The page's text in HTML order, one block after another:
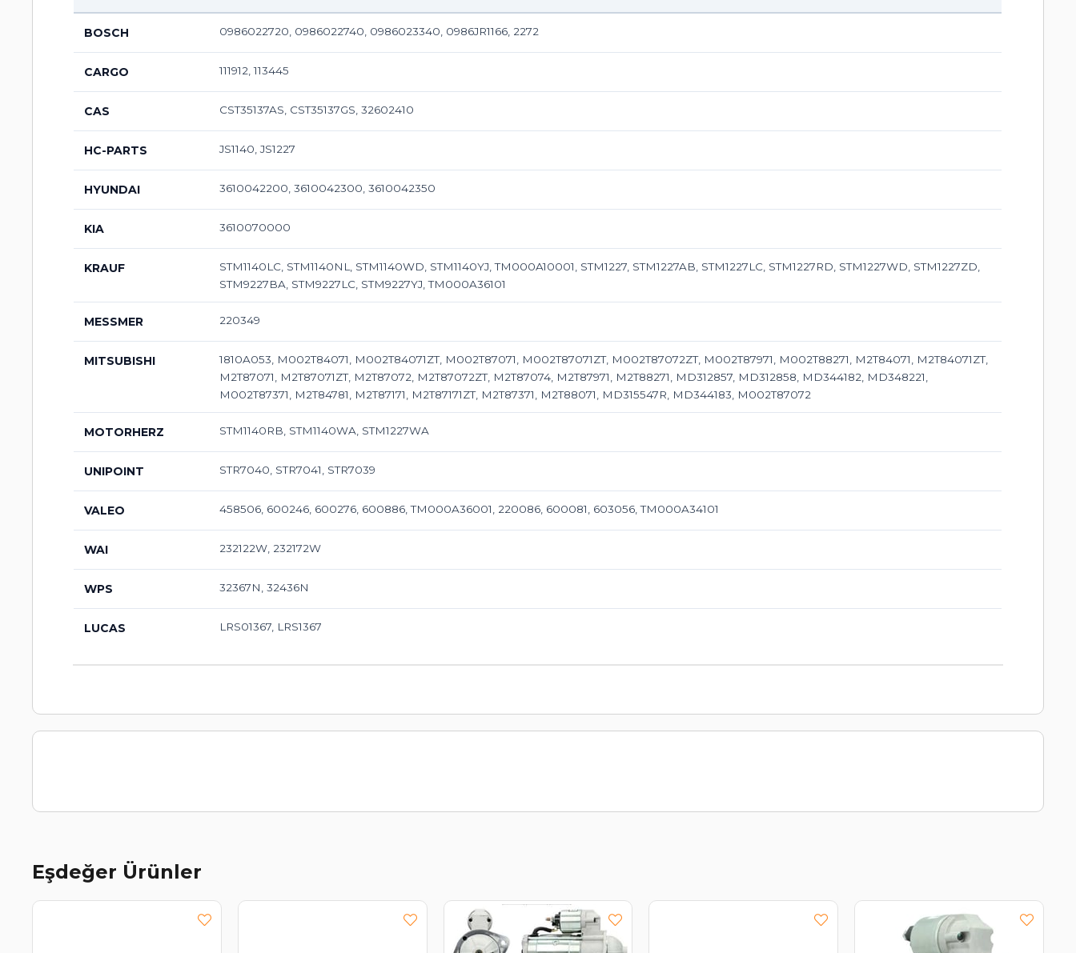
BOSCH 0986022720, 0986022740, 0986023340, 0986JR1166, 2272
CARGO 111912, 113445
CAS CST35137AS, CST35137GS, 32602410
HC-PARTS JS1140, JS1227
HYUNDAI 3610042200, 3610042300, 3610042350
KIA 3610070000
KRAUF
STM1140LC, STM1140NL, STM1140WD, STM1140YJ, TM000A10001, STM1227, STM1227AB, STM1227LC, STM1227RD, STM1227WD, STM1227ZD,
STM9227BA, STM9227LC, STM9227YJ, TM000A36101
MESSMER 220349
MITSUBISHI
1810A053, M002T84071, M002T84071ZT, M002T87071, M002T87071ZT, M002T87072ZT, M002T87971, M002T88271, M2T84071, M2T84071ZT,
M2T87071, M2T87071ZT, M2T87072, M2T87072ZT, M2T87074, M2T87971, M2T88271, MD312857, MD312858, MD344182, MD348221,
M002T87371, M2T84781, M2T87171, M2T87171ZT, M2T87371, M2T88071, MD315547R, MD344183, M002T87072
MOTORHERZ STM1140RB, STM1140WA, STM1227WA
UNIPOINT STR7040, STR7041, STR7039
VALEO 458506, 600246, 600276, 600886, TM000A36001, 220086, 600081, 603056, TM000A34101
WAI 232122W, 232172W
WPS 32367N, 32436N
LUCAS LRS01367, LRS1367
Eşdeğer Ürünler